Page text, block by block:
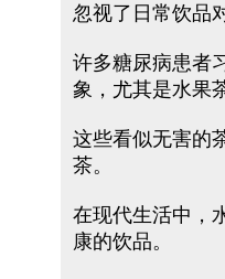
忽视了日常饮品
许多糖尿病患者
象，尤其是水果
这些看似无害的
茶。
在现代生活中，
康的饮品。